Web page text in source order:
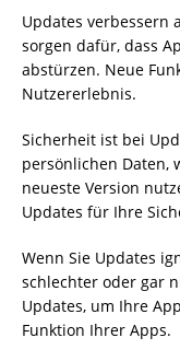
Updates verbessern
sorgen dafür, dass
abstürzen. Neue
Nutzererlebnis.
Sicherheit ist bei
persönlichen Daten,
neueste Version
Updates für Ihre
Wenn Sie Updates
schlechter oder gar
Updates, um Ihre
Funktion Ihrer Apps.